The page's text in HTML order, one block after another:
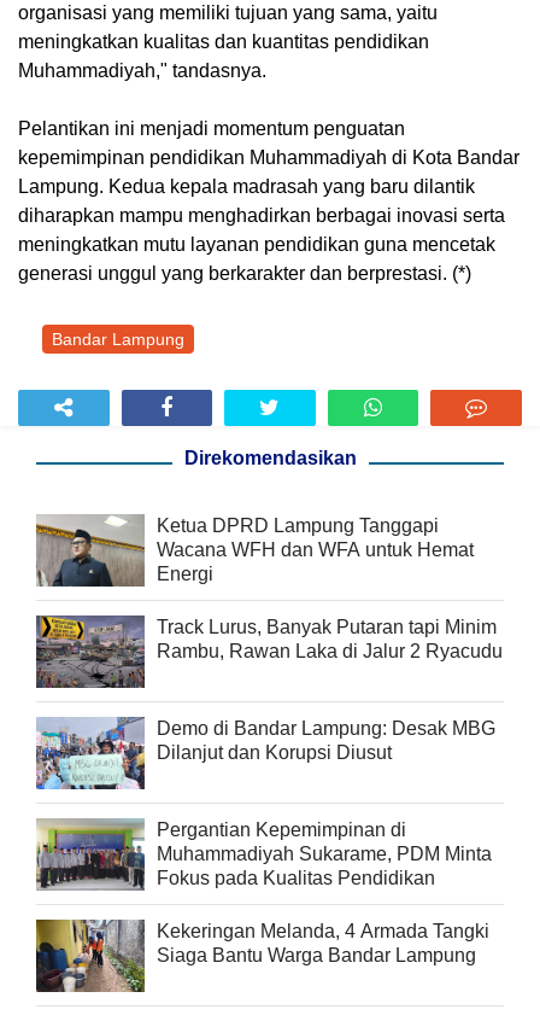
organisasi yang memiliki tujuan yang sama, yaitu
meningkatkan kualitas dan kuantitas pendidikan
Muhammadiyah," tandasnya.
Pelantikan ini menjadi momentum penguatan
kepemimpinan pendidikan Muhammadiyah di Kota Bandar
Lampung. Kedua kepala madrasah yang baru dilantik
diharapkan mampu menghadirkan berbagai inovasi serta
meningkatkan mutu layanan pendidikan guna mencetak
generasi unggul yang berkarakter dan berprestasi. (*)
Bandar Lampung
Direkomendasikan
Ketua DPRD Lampung Tanggapi
Wacana WFH dan WFA untuk Hemat
Energi
Track Lurus, Banyak Putaran tapi Minim
Rambu, Rawan Laka di Jalur 2 Ryacudu
Demo di Bandar Lampung: Desak MBG
Dilanjut dan Korupsi Diusut
Pergantian Kepemimpinan di
Muhammadiyah Sukarame, PDM Minta
Fokus pada Kualitas Pendidikan
Kekeringan Melanda, 4 Armada Tangki
Siaga Bantu Warga Bandar Lampung